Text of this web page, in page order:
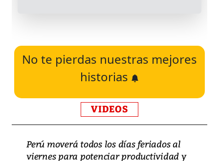
No te pierdas nuestras mejores
historias
VIDEOS
Perú moverá todos los días feriados al
viernes para potenciar productividad y